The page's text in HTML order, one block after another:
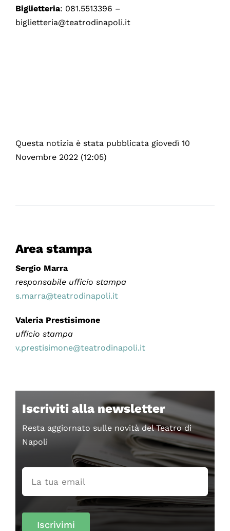
Biglietteria: 081.5513396 –
biglietteria@teatrodinapoli.it
Questa notizia è stata pubblicata giovedì 10
Novembre 2022 (12:05)
Area stampa
Sergio Marra
responsabile ufficio stampa
s.marra@teatrodinapoli.it
Valeria Prestisimone
ufficio stampa
v.prestisimone@teatrodinapoli.it
Iscriviti alla newsletter
Resta aggiornato sulle novità del Teatro di
Napoli
Iscrivimi